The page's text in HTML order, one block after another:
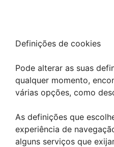
Definições de cookies
Pode alterar as suas
qualquer momento,
várias opções, como
As definições que
experiência de
alguns serviços que